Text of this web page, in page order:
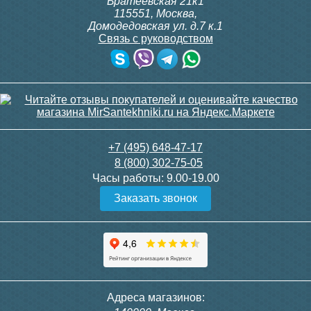
Контроллер «Аквасторож »
9 230
Подробнее
Кран 1″ RuB (S6400) с
приводом “Аквасторож
Оригинал”
Подробнее
приводом “Аквасторож
приводом “Аквасторож
115551, Москва,
Домодедовская ул. д.7 к.1
Связь с руководством
+7 (495) 648-47-17
8 (800) 302-75-05
Часы работы: 9.00-19.00
Заказать звонок
Адреса магазинов: